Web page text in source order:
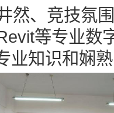
然、竞技氛
等专业数
业知识和娴